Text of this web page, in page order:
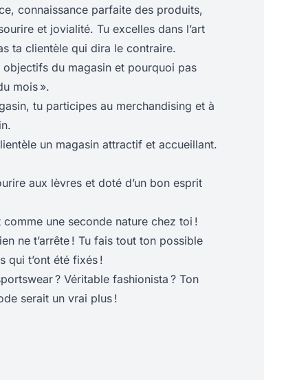
connaissance parfaite des produits,
et jovialité. Tu excelles dans l’art
ta clientèle qui dira le contraire.
objectifs du magasin et pourquoi pas
mois ».
tu participes au merchandising et à
un magasin attractif et accueillant.
aux lèvres et doté d’un bon esprit
comme une seconde nature chez toi !
ne t’arrête ! Tu fais tout ton possible
qui t’ont été fixés !
? Véritable fashionista ? Ton
serait un vrai plus !